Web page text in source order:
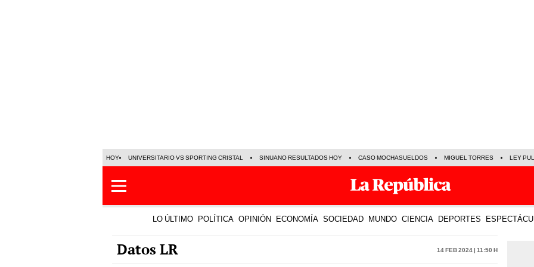
HOY UNIVERSITARIO VS SPORTING CRISTAL SINUANO RESULTADOS HOY CASO MOCHASUELDOS MIGUEL TORRES LEY
LO ÚLTIMO POLÍTICA OPINIÓN ECONOMÍA SOCIEDAD MUNDO CIENCIA DEPORTES
Datos LR 14 Feb 2024 | 11:50 h